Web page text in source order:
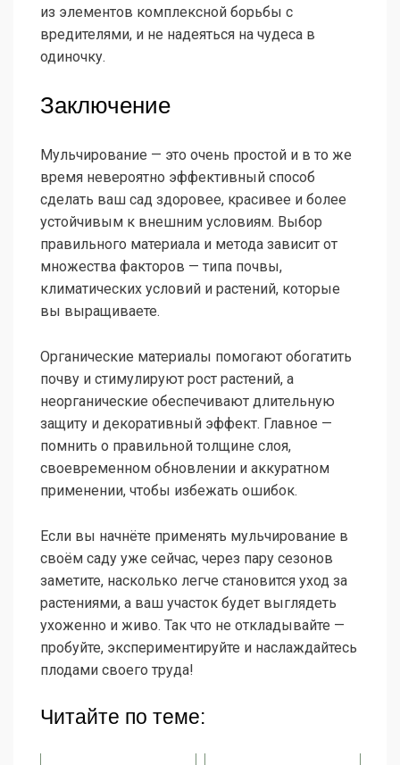
из элементов комплексной борьбы с
вредителями, и не надеяться на чудеса в
одиночку.
Заключение
Мульчирование — это очень простой и в то же
время невероятно эффективный способ
сделать ваш сад здоровее, красивее и более
устойчивым к внешним условиям. Выбор
правильного материала и метода зависит от
множества факторов — типа почвы,
климатических условий и растений, которые
вы выращиваете.
Органические материалы помогают обогатить
почву и стимулируют рост растений, а
неорганические обеспечивают длительную
защиту и декоративный эффект. Главное —
помнить о правильной толщине слоя,
своевременном обновлении и аккуратном
применении, чтобы избежать ошибок.
Если вы начнёте применять мульчирование в
своём саду уже сейчас, через пару сезонов
заметите, насколько легче становится уход за
растениями, а ваш участок будет выглядеть
ухоженно и живо. Так что не откладывайте —
пробуйте, экспериментируйте и наслаждайтесь
плодами своего труда!
Читайте по теме: